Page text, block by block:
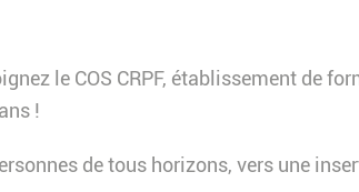
le COS CRPF, établissement de
!
de tous horizons, vers une